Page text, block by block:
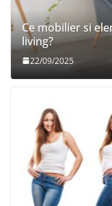
Ce mobilier si
living?
22/09/2025